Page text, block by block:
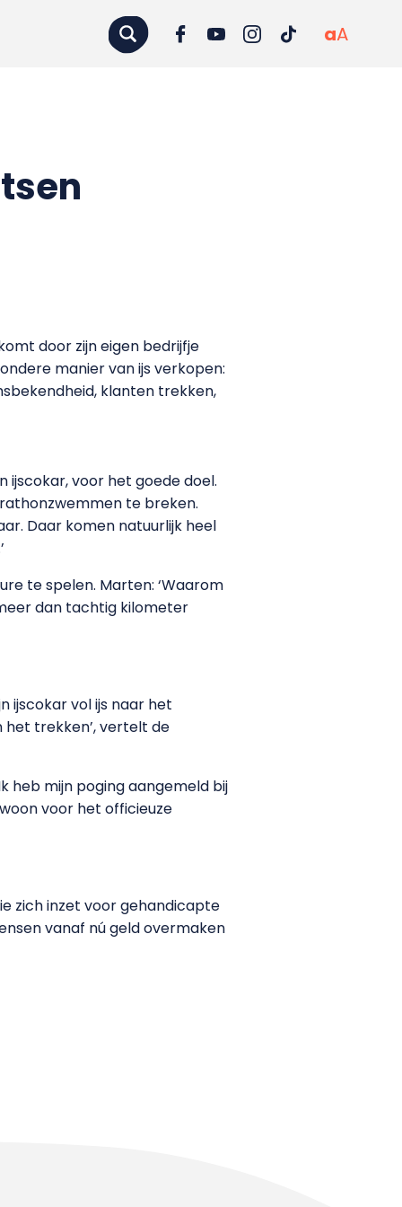
aA
door zijn eigen bedrijfje
manier van ijs verkopen:
klanten trekken,
voor het goede doel.
te breken.
Daar komen natuurlijk heel
te spelen. Marten: ‘Waarom
dan tachtig kilometer
ijscokar vol ijs naar het
het trekken’, vertelt de
heb mijn poging aangemeld bij
voor het officieuze
zich inzet voor gehandicapte
vanaf nú geld overmaken